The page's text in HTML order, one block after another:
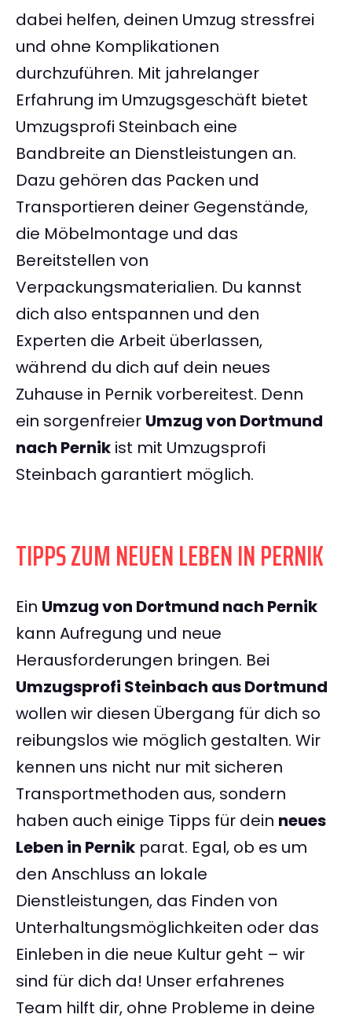
dabei helfen, deinen Umzug stressfrei
und ohne Komplikationen
durchzuführen. Mit jahrelanger
Erfahrung im Umzugsgeschäft bietet
Umzugsprofi Steinbach eine
Bandbreite an Dienstleistungen an.
Dazu gehören das Packen und
Transportieren deiner Gegenstände,
die Möbelmontage und das
Bereitstellen von
Verpackungsmaterialien. Du kannst
dich also entspannen und den
Experten die Arbeit überlassen,
während du dich auf dein neues
Zuhause in Pernik vorbereitest. Denn
ein sorgenfreier Umzug von Dortmund
nach Pernik ist mit Umzugsprofi
Steinbach garantiert möglich.
TIPPS ZUM NEUEN LEBEN IN PERNIK
Ein Umzug von Dortmund nach Pernik
kann Aufregung und neue
Herausforderungen bringen. Bei
Umzugsprofi Steinbach aus Dortmund
wollen wir diesen Übergang für dich so
reibungslos wie möglich gestalten. Wir
kennen uns nicht nur mit sicheren
Transportmethoden aus, sondern
haben auch einige Tipps für dein neues
Leben in Pernik parat. Egal, ob es um
den Anschluss an lokale
Dienstleistungen, das Finden von
Unterhaltungsmöglichkeiten oder das
Einleben in die neue Kultur geht – wir
sind für dich da! Unser erfahrenes
Team hilft dir, ohne Probleme in deine